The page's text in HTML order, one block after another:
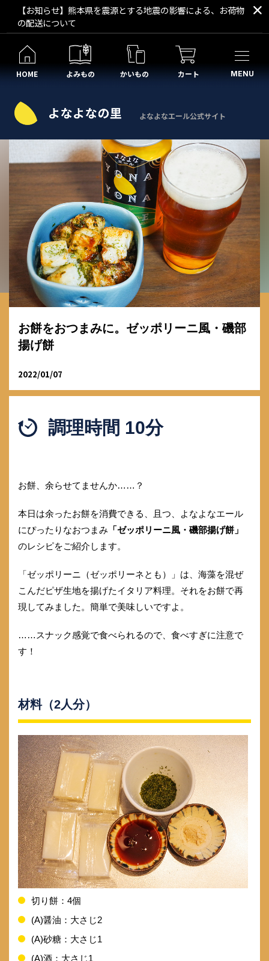
【お知らせ】熊本県を震源とする地震の影響による、お荷物
の配送について
HOME よみもの かいもの カート MENU
よなよなエール公式サイト
お餅をおつまみに。ゼッポリーニ風・磯部
揚げ餅
2022/01/07
調理時間 10分
お餅、余らせてませんか……？
本日は余ったお餅を消費できる、且つ、よなよなエール
にぴったりなおつまみ 「ゼッポリーニ風・磯部揚げ餅」
のレシピをご紹介します。
「ゼッポリーニ（ゼッポリーネとも）」は、海藻を混ぜ
こんだピザ生地を揚げたイタリア料理。それをお餅で再
現してみました。簡単で美味しいですよ。
……スナック感覚で食べられるので、食べすぎに注意で
す！
材料（2人分）
切り餅：4個
(A)醤油：大さじ2
(A)砂糖：大さじ1
(A)酒：大さじ1